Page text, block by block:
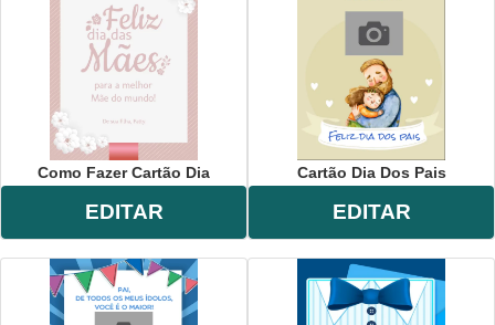
Como Fazer Cartão Dia
EDITAR
Cartão Dia Dos Pais
EDITAR